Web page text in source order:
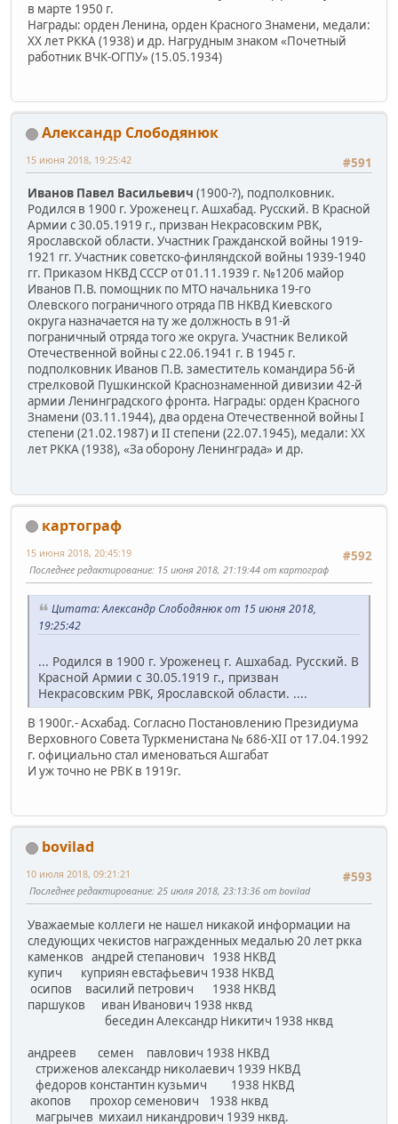
в марте 1950 г.
Награды: орден Ленина, орден Красного Знамени, медали:
ХХ лет РККА (1938) и др. Нагрудным знаком «Почетный
работник ВЧК-ОГПУ» (15.05.1934)
Александр Слободянюк
#591
15 июня 2018, 19:25:42
Иванов Павел Васильевич (1900-?), подполковник.
Родился в 1900 г. Уроженец г. Ашхабад. Русский. В Красной
Армии с 30.05.1919 г., призван Некрасовским РВК,
Ярославской области. Участник Гражданской войны 1919-
1921 гг. Участник советско-финляндской войны 1939-1940
гг. Приказом НКВД СССР от 01.11.1939 г. №1206 майор
Иванов П.В. помощник по МТО начальника 19-го
Олевского пограничного отряда ПВ НКВД Киевского
округа назначается на ту же должность в 91-й
пограничный отряда того же округа. Участник Великой
Отечественной войны с 22.06.1941 г. В 1945 г.
подполковник Иванов П.В. заместитель командира 56-й
стрелковой Пушкинской Краснознаменной дивизии 42-й
армии Ленинградского фронта. Награды: орден Красного
Знамени (03.11.1944), два ордена Отечественной войны I
степени (21.02.1987) и II степени (22.07.1945), медали: ХХ
лет РККА (1938), «За оборону Ленинграда» и др.
картограф
#592
15 июня 2018, 20:45:19
Последнее редактирование: 15 июня 2018, 21:19:44 от картограф
Цитата: Александр Слободянюк от 15 июня 2018,
19:25:42
... Родился в 1900 г. Уроженец г. Ашхабад. Русский. В
Красной Армии с 30.05.1919 г., призван
Некрасовским РВК, Ярославской области. ....
В 1900г.- Асхабад. Согласно Постановлению Президиума
Верховного Совета Туркменистана № 686-XII от 17.04.1992
г. официально стал именоваться Ашгабат
И уж точно не РВК в 1919г.
bovilad
#593
10 июля 2018, 09:21:21
Последнее редактирование: 25 июля 2018, 23:13:36 от bovilad
Уважаемые коллеги не нашел никакой информации на
следующих чекистов награжденных медалью 20 лет ркка
каменков андрей степанович 1938 НКВД
купич куприян евстафьевич 1938 НКВД
осипов василий петрович 1938 НКВД
паршуков иван Иванович 1938 нквд
беседин Александр Никитич 1938 нквд
андреев семен павлович 1938 НКВД
стриженов александр николаевич 1939 НКВД
федоров константин кузьмич 1938 НКВД
акопов прохор семенович 1938 нквд
магрычев михаил никандрович 1939 нквд.